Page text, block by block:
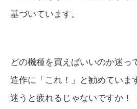
基づいています。
どの機種を買えばいいのか迷っ
造作に「これ！」と勧めていま
迷うと疲れるじゃないですか